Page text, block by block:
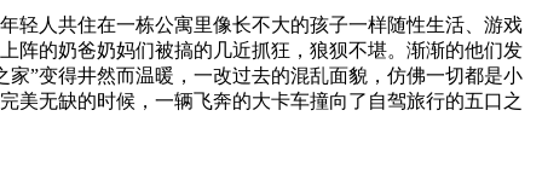
人共住在一栋公寓里像长不大的孩子一样随性生活、游戏
阵的奶爸奶妈们被搞的几近抓狂，狼狈不堪。渐渐的他们发
”变得井然而温暖，一改过去的混乱面貌，仿佛一切都是小
美无缺的时候，一辆飞奔的大卡车撞向了自驾旅行的五口之